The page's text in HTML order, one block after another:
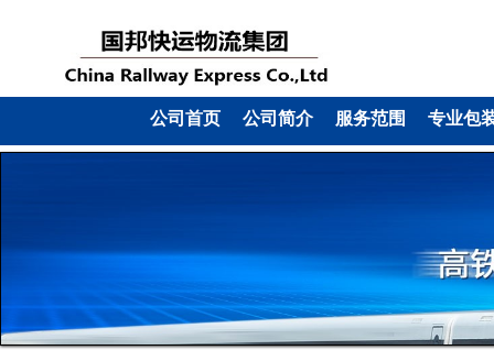
公司首页 公司简介 服务范围 专业包